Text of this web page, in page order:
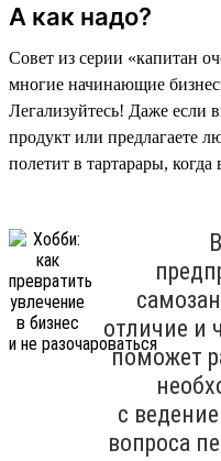
А как надо?
Совет из серии «капитан
многие начинающие
Легализуйтесь! Даже если
продукт или предлагаете
полетит в тартарары, когда
отличие и
поможет
с
вопроса